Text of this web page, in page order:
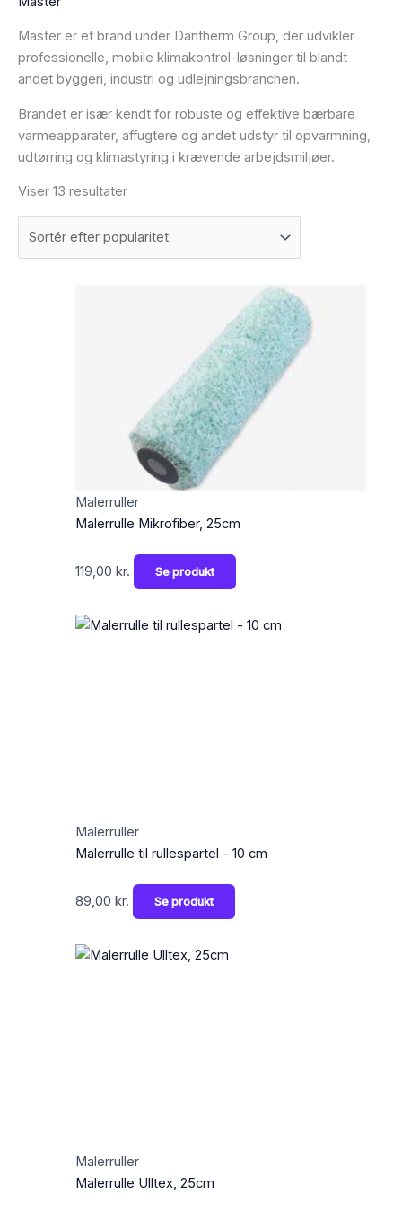
Mäster er et brand under Dantherm Group, der udvikler
professionelle, mobile klimakontrol-løsninger til blandt
andet byggeri, industri og udlejningsbranchen.
Brandet er især kendt for robuste og effektive bærbare
varmeapparater, affugtere og andet udstyr til opvarmning,
udtørring og klimastyring i krævende arbejdsmiljøer.
Viser 13 resultater
Malerruller
Malerrulle Mikrofiber, 25cm
119,00 kr. Se produkt
Malerruller
Malerrulle til rullespartel – 10 cm
89,00 kr. Se produkt
Malerruller
Malerrulle Ulltex, 25cm